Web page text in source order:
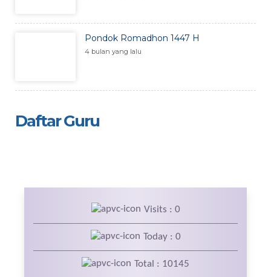
Pondok Romadhon 1447 H
4 bulan yang lalu
Daftar Guru
Visits : 0
Today : 0
Total : 10145